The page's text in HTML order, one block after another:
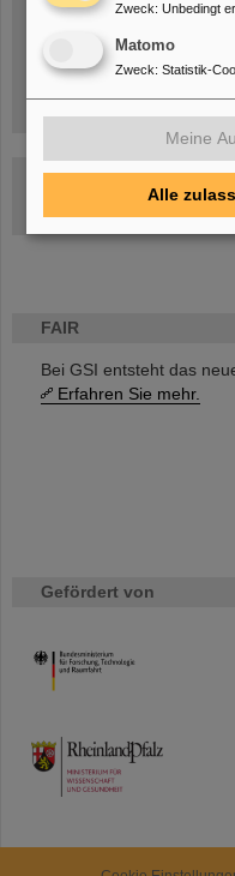
FAIR
Bei GSI entsteht das
Erfahren Sie mehr.
Gefördert von
HMWK
TMWWDG
Millimeterarbeit im Tunnel –
GSI-Kurier (31.03.2025)
Sigmaphi has successfully
for HEBT
Contact
If you have any questions
Zweck: Unbedingt
Matomo
Zweck: Statistik-
Meine
Alle